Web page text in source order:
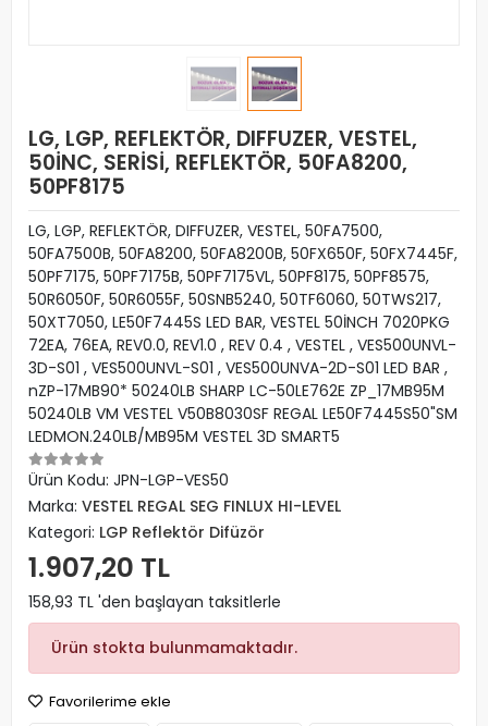
LG, LGP, REFLEKTÖR, DIFFUZER, ​​​​​​​VESTEL,
50İNC, SERİSİ, REFLEKTÖR, 50FA8200,
50PF8175
LG, LGP, REFLEKTÖR, DIFFUZER, ​​​​​​​VESTEL, 50FA7500,
50FA7500B, 50FA8200, 50FA8200B, 50FX650F, 50FX7445F,
50PF7175, 50PF7175B, 50PF7175VL, 50PF8175, 50PF8575,
50R6050F, 50R6055F, 50SNB5240, 50TF6060, 50TWS217,
50XT7050, LE50F7445S LED BAR, VESTEL 50İNCH 7020PKG
72EA, 76EA, REV0.0, REV1.0 , REV 0.4 , VESTEL , VES500UNVL-
3D-S01 , VES500UNVL-S01 , VES500UNVA-2D-S01 LED BAR ,
nZP-17MB90* 50240LB SHARP LC-50LE762E ZP_17MB95M
50240LB VM VESTEL V50B8030SF REGAL LE50F7445S50"SM
LEDMON.240LB/MB95M VESTEL 3D SMART5
Ürün Kodu: JPN-LGP-VES50
Marka: VESTEL REGAL SEG FINLUX HI-LEVEL
Kategori: LGP Reflektör Difüzör
1.907,20 TL
158,93 TL 'den başlayan taksitlerle
Ürün stokta bulunmamaktadır.
Favorilerime ekle